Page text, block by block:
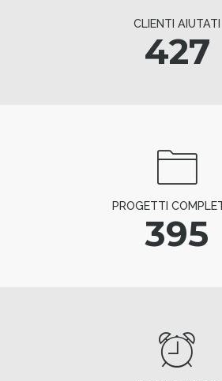
CLIENTI AIUTATI
427
PROGETTI
395